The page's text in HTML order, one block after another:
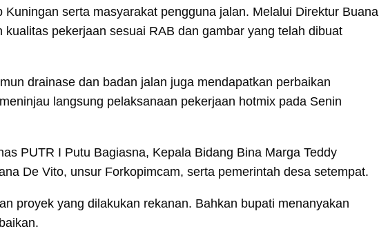
serta masyarakat pengguna jalan. Melalui Direktur Buana
pekerjaan sesuai RAB dan gambar yang telah dibuat
drainase dan badan jalan juga mendapatkan perbaikan
langsung pelaksanaan pekerjaan hotmix pada Senin
PUTR I Putu Bagiasna, Kepala Bidang Bina Marga Teddy
De Vito, unsur Forkopimcam, serta pemerintah desa setempat.
proyek yang dilakukan rekanan. Bahkan bupati menanyakan